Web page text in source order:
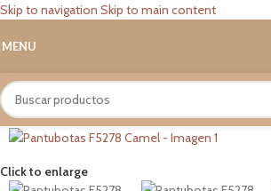
Skip to navigation Skip to main content
MENU
Click to enlarge